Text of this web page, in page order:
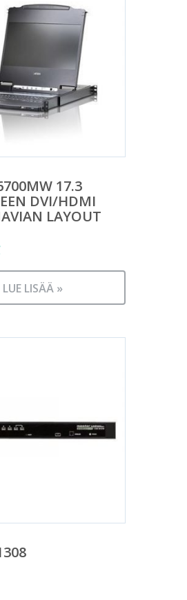
17.3
DVI/HDMI
LAYOUT
LUE LISÄÄ »